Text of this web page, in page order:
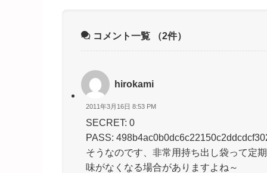
コメント一覧 （2件）
hirokami
2011年3月16日 8:53 PM
SECRET: 0
PASS:
そうなのです、非常用持ち出し袋って定
味がなくなる場合がありますよね～